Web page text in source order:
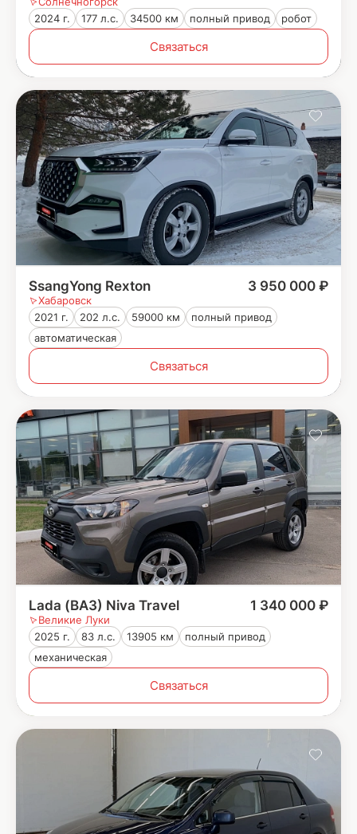
2024 г.
177 л.с. 34500 км полный привод робот
Связаться
SsangYong Rexton 3 950 000 ₽
Хабаровск
2021 г.
202 л.с. 59000 км
полный привод
автоматическая
Связаться
Lada (ВАЗ) Niva Travel 1 340 000 ₽
Великие Луки
2025 г.
83 л.с. 13905 км
полный привод
механическая
Связаться